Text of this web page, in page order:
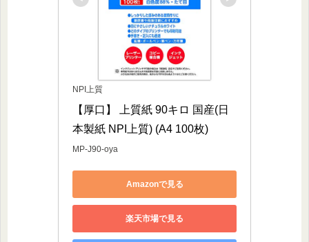
NPI上質
【厚口】 上質紙 90キロ 国産(日
本製紙 NPI上質) (A4 100枚)
MP-J90-oya
Amazonで見る
楽天市場で見る